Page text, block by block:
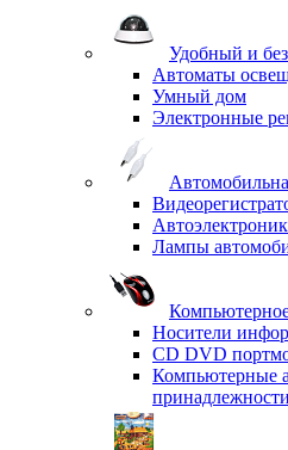
Удобный и
Автоматы
Умный дом
Электронные
Лампы
Носители
CD DVD
Компьютерные
принадлежности